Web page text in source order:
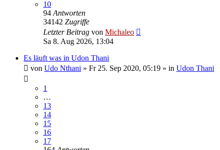
10
94Antworten
34142 Zugriffe
Letzter Beitrag von Michaleo
Sa 8. Aug 2026, 13:04
Es läuft was in Udon Thani
von Udo Nthani » Fr 25. Sep 2020, 05:19 » in Udon Thani
1
…
13
14
15
16
17